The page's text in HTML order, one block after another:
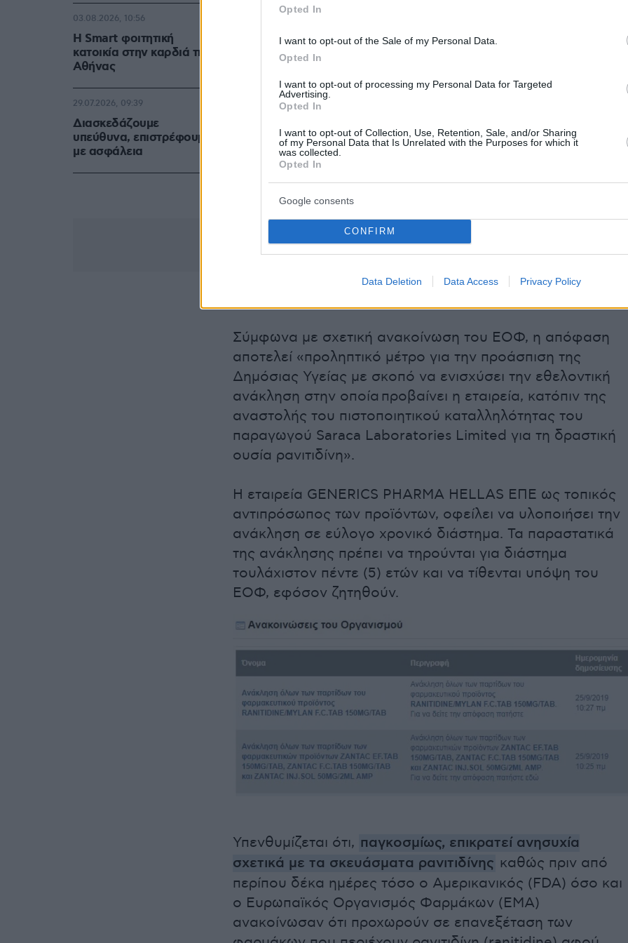
Opted In
I want to opt-out of the Sale of my Personal Data.
Opted In
I want to opt-out of processing my Personal Data for Targeted
Advertising.
Opted In
I want to opt-out of Collection, Use, Retention, Sale, and/or Sharing
of my Personal Data that Is Unrelated with the Purposes for which it
was collected.
Opted In
Google consents
CONFIRM
Data Deletion Data Access Privacy Policy
Σύμφωνα με σχετική ανακοίνωση του ΕΟΦ, η απόφαση
αποτελεί «προληπτικό μέτρο για την προάσπιση της
Δημόσιας Υγείας με σκοπό να ενισχύσει την εθελοντική
ανάκληση στην οποία προβαίνει η εταιρεία, κατόπιν της
αναστολής του πιστοποιητικού καταλληλότητας του
παραγωγού Saraca Laboratories Limited για τη δραστική
ουσία ρανιτιδίνη».
Η εταιρεία GENERICS PHARMA HELLAS ΕΠΕ ως τοπικός
αντιπρόσωπος των προϊόντων, οφείλει να υλοποιήσει την
ανάκληση σε εύλογο χρονικό διάστημα. Τα παραστατικά
της ανάκλησης πρέπει να τηρούνται για διάστημα
τουλάχιστον πέντε (5) ετών και να τίθενται υπόψη του
ΕΟΦ, εφόσον ζητηθούν.
Υπενθυμίζεται ότι, παγκοσμίως, επικρατεί ανησυχία
σχετικά με τα σκευάσματα ρανιτιδίνης καθώς πριν από
περίπου δέκα ημέρες τόσο ο Αμερικανικός (FDA) όσο και
ο Ευρωπαϊκός Οργανισμός Φαρμάκων (EMA)
ανακοίνωσαν ότι προχωρούν σε επανεξέταση των
Η Smart φοιτητική
κατοικία στην καρδιά της
Αθήνας
03.08.2026, 10:56
Διασκεδάζουμε
υπεύθυνα, επιστρέφουμε
με ασφάλεια
29.07.2026, 09:39